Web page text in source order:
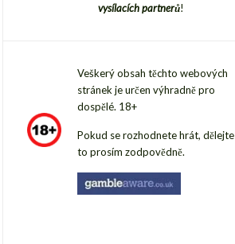
vysílacích partnerů!
Veškerý obsah těchto webových
stránek je určen výhradně pro
dospělé. 18+
Pokud se rozhodnete hrát, dělejte
to prosím zodpovědně.